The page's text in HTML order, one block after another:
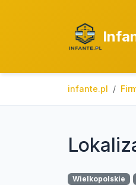
infante.pl
Wielkopolskie